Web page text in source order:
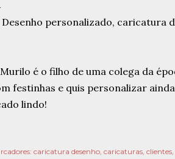
é o filho de uma colega da
festinhas e quis personalizar
lindo!
caricatura desenho caricaturas clientes